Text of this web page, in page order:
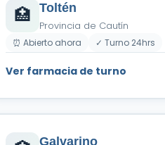
🏥 Toltén
Provincia de Cautín
⏰ Abierto ahora ✓ Turno 24hrs
Ver farmacia de turno
Galvarino